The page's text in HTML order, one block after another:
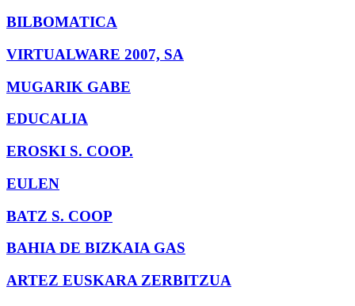
BILBOMATICA
VIRTUALWARE 2007, SA
MUGARIK GABE
EDUCALIA
EROSKI S. COOP.
EULEN
BATZ S. COOP
BAHIA DE BIZKAIA GAS
ARTEZ EUSKARA ZERBITZUA